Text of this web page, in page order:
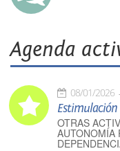
Agenda
08/01/2026
OTRAS
AUTONOMÍA